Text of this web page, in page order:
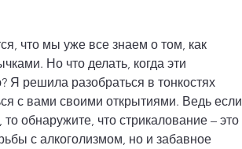
что мы уже все знаем о том, как
Но что делать, когда эти
решила разобраться в тонкостях
с вами своими открытиями. Ведь если
обнаружите, что стрикалование – это
с алкоголизмом, но и забавное